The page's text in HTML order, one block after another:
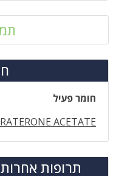
חומר פעיל
ACETATE
תרופות